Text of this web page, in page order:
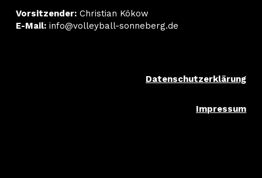
Vorsitzender:Christian Kökow
E-Mail:info@volleyball-sonneberg.de
Datenschutzerklärung
Impressum